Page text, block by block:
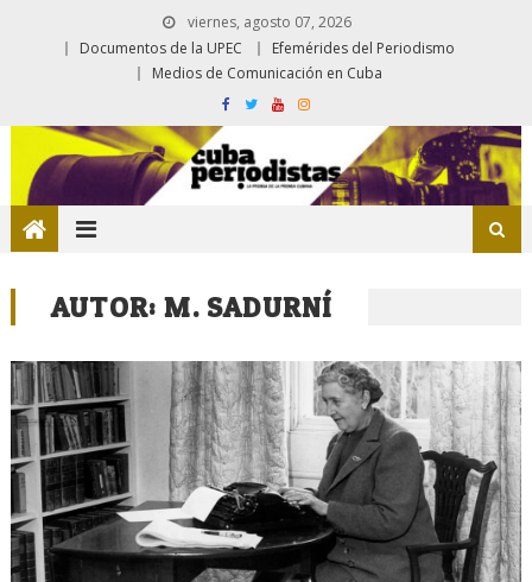
viernes, agosto 07, 2026
Documentos de la UPEC
Efemérides del Periodismo
Medios de Comunicación en Cuba
AUTOR:M. SADURNÍ